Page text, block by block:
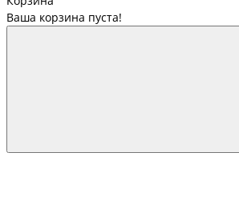
Ваша корзина пуста!